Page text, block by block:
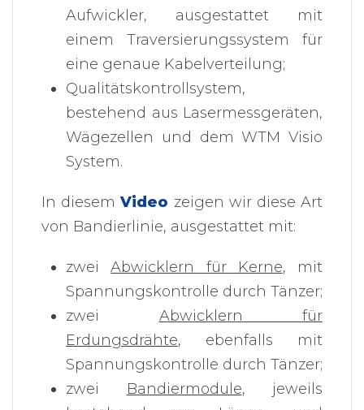
Aufwickler, ausgestattet mit
einem Traversierungssystem für
eine genaue Kabelverteilung;
Qualitätskontrollsystem,
bestehend aus Lasermessgeräten,
Wägezellen und dem WTM Visio
System.
In diesemVideo zeigen wir diese Art
von Bandierlinie, ausgestattet mit:
zweiAbwicklern für Kerne, mit
Spannungskontrolle durch Tänzer;
zwei Abwicklern für
Erdungsdrähte, ebenfalls mit
Spannungskontrolle durch Tänzer;
zwei
Bandiermodule, jeweils